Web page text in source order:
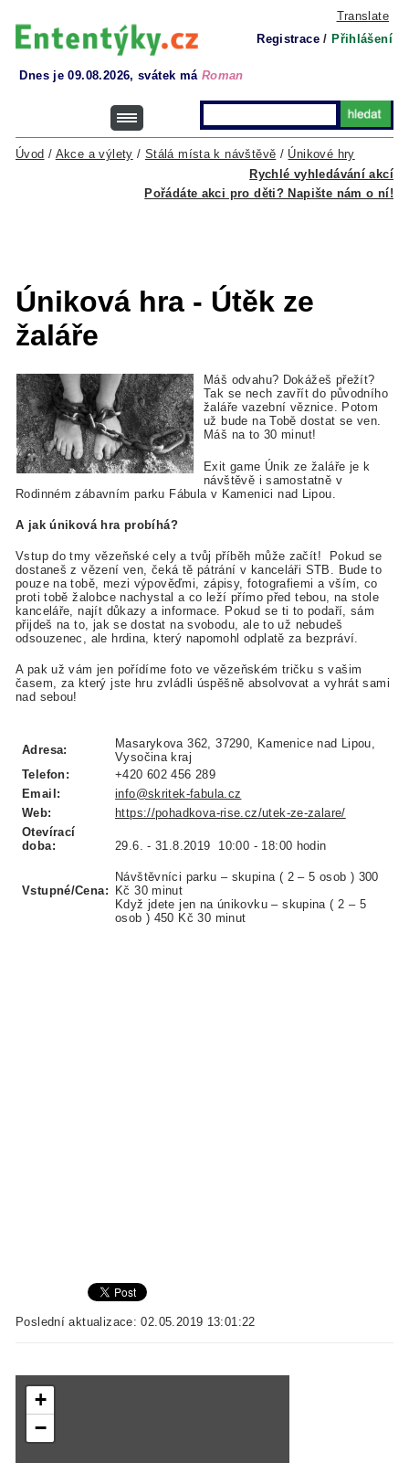
Translate
Registrace / Přihlášení
Dnes je 09.08.2026, svátek má Roman
Rychlé vyhledávání akcí
Úvod / Akce a výlety / Stálá místa k návštěvě / Únikové hry
Pořádáte akci pro děti? Napište nám o ní!
Úniková hra - Útěk ze
žaláře
Máš odvahu? Dokážeš přežít?
Tak se nech zavřít do původního
žaláře vazební věznice. Potom
už bude na Tobě dostat se ven.
Máš na to 30 minut!
Exit game Únik ze žaláře je k
návštěvě i samostatně v
Rodinném zábavním parku Fábula v Kamenici nad Lipou.
A jak úniková hra probíhá?
Vstup do tmy vězeňské cely a tvůj příběh může začít! Pokud se
dostaneš z vězení ven, čeká tě pátrání v kanceláři STB. Bude to
pouze na tobě, mezi výpověďmi, zápisy, fotografiemi a vším, co
proti tobě žalobce nachystal a co leží přímo před tebou, na stole
kanceláře, najít důkazy a informace. Pokud se ti to podaří, sám
přijdeš na to, jak se dostat na svobodu, ale to už nebudeš
odsouzenec, ale hrdina, který napomohl odplatě za bezpráví.
A pak už vám jen pořídíme foto ve vězeňském tričku s vašim
časem, za který jste hru zvládli úspěšně absolvovat a vyhrát sami
nad sebou!
Adresa:
Masarykova 362, 37290, Kamenice nad Lipou,
Vysočina kraj
Telefon:
+420 602 456 289
Email:
info@skritek-fabula.cz
Web:
https://pohadkova-rise.cz/utek-ze-zalare/
Otevírací
doba:
29.6. - 31.8.2019 10:00 - 18:00 hodin
Vstupné/Cena:
Návštěvníci parku – skupina ( 2 – 5 osob ) 300
Kč 30 minut
Když jdete jen na únikovku – skupina ( 2 – 5
osob ) 450 Kč 30 minut
Poslední aktualizace: 02.05.2019 13:01:22
+
−